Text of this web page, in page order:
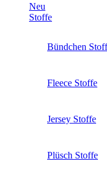
Neu
Stoffe
Bündchen
Fleece Stoffe
Jersey Stoffe
Plüsch Stoffe